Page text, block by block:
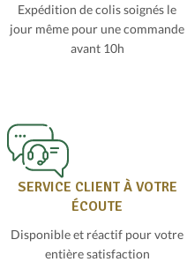
Expédition de colis soignés le
jour même pour une commande
avant 10h
SERVICE CLIENT À VOTRE
ÉCOUTE
Disponible et réactif pour votre
entière satisfaction